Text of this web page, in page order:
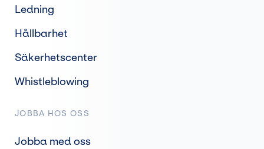
Ledning
Hållbarhet
Säkerhetscenter
Whistleblowing
JOBBA HOS OSS
Jobba med oss